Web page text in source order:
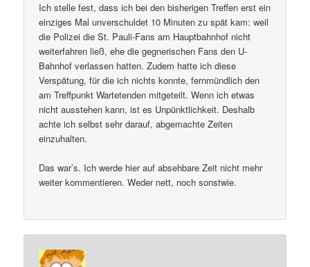
Ich stelle fest, dass ich bei den bisherigen Treffen erst ein
einziges Mal unverschuldet 10 Minuten zu spät kam: weil
die Polizei die St. Pauli-Fans am Hauptbahnhof nicht
weiterfahren ließ, ehe die gegnerischen Fans den U-
Bahnhof verlassen hatten. Zudem hatte ich diese
Verspätung, für die ich nichts konnte, fernmündlich den
am Treffpunkt Wartetenden mitgeteilt. Wenn ich etwas
nicht ausstehen kann, ist es Unpünktlichkeit. Deshalb
achte ich selbst sehr darauf, abgemachte Zeiten
einzuhalten.
Das war’s. Ich werde hier auf absehbare Zeit nicht mehr
weiter kommentieren. Weder nett, noch sonstwie.